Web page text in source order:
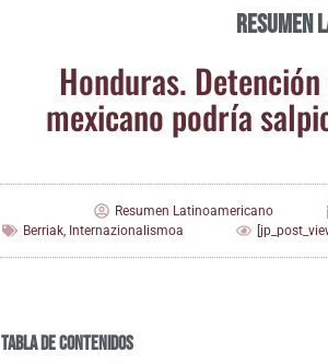
Resumen
Hon­du­ras.
mexi­cano podría
Resumen Latinoamericano
Berriak, Internazionalismoa
Tabla de contenidos